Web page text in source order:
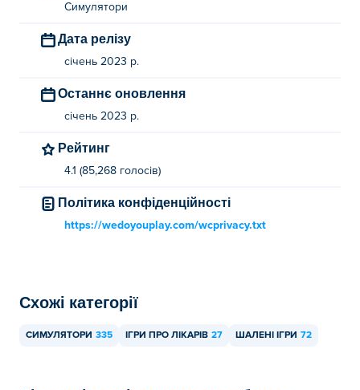
Симулятори
Дата релізу
січень 2023 р.
Останнє оновлення
січень 2023 р.
Рейтинг
4.1 (85,268 голосів)
Політика конфіденційності
https://wedoyouplay.com/wcprivacy.txt
Схожі категорії
СИМУЛЯТОРИ 335 ІГРИ ПРО ЛІКАРІВ 27 ШАЛЕНІ ІГРИ 72